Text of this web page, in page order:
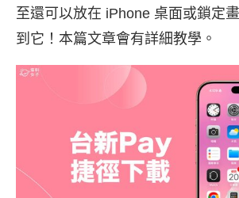
至還可以放在 iPhone 桌面或鎖定
到它！本篇文章會有詳細教學。